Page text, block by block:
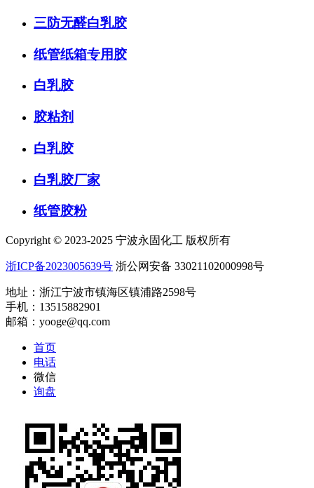
三防无醛白乳胶
纸管纸箱专用胶
白乳胶
胶粘剂
白乳胶
白乳胶厂家
纸管胶粉
Copyright © 2023-2025 宁波永固化工 版权所有
浙ICP备2023005639号 浙公网安备 33021102000998号
地址：浙江宁波市镇海区镇浦路2598号
手机：13515882901
邮箱：yooge@qq.com
首页
电话
微信
询盘